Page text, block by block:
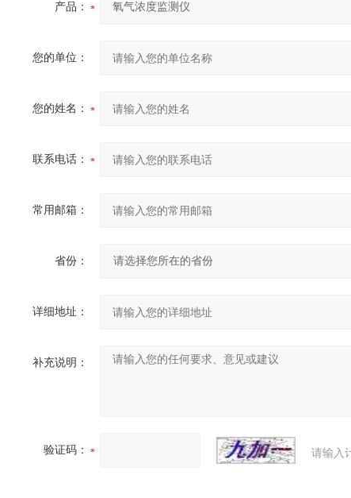
产品：
您的单位：
您的姓名：
联系电话：
常用邮箱：
省份：
详细地址：
补充说明：
验证码： 请输入